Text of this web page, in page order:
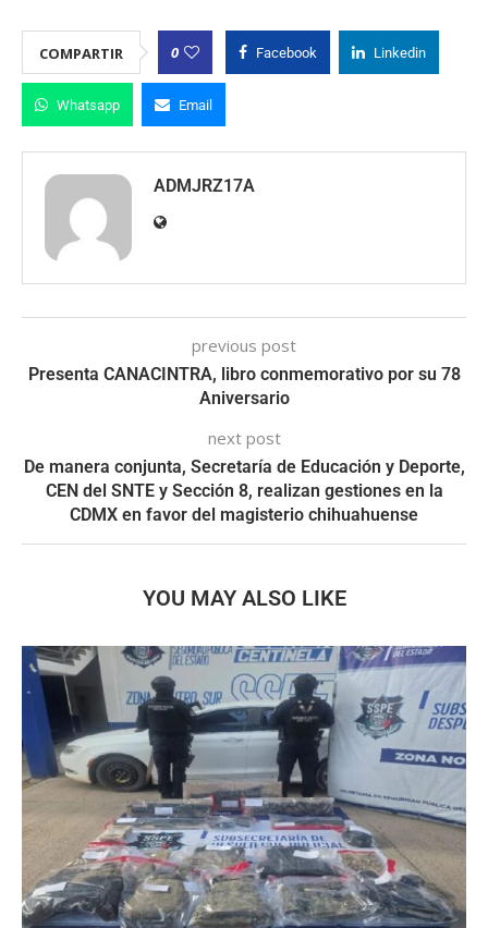
COMPARTIR 0 Facebook Linkedin
Whatsapp Email
ADMJRZ17A
previous post
Presenta CANACINTRA, libro conmemorativo por su 78
Aniversario
next post
De manera conjunta, Secretaría de Educación y Deporte,
CEN del SNTE y Sección 8, realizan gestiones en la
CDMX en favor del magisterio chihuahuense
YOU MAY ALSO LIKE